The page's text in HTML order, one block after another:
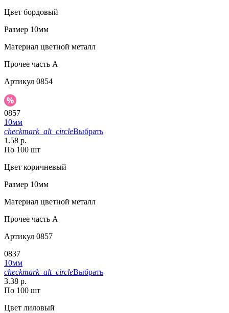
Цвет бордовый
Размер 10мм
Материал цветной металл
Прочее часть A
Артикул 0854
0857
10мм
checkmark_alt_circleВыбрать
1.58 р.
По 100 шт
Цвет коричневый
Размер 10мм
Материал цветной металл
Прочее часть A
Артикул 0857
0837
10мм
checkmark_alt_circleВыбрать
3.38 р.
По 100 шт
Цвет лиловый